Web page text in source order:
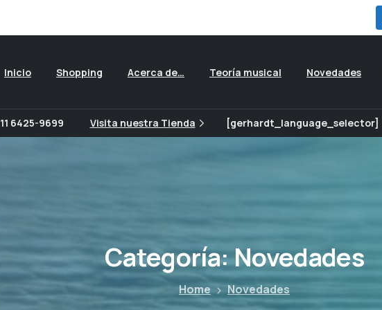
Inicio Shopping Acerca de… Teoría musical Novedades
11 6425-9699 Visita nuestra Tienda [gerhardt_language_selector]
Categoría:Novedades
Home Novedades